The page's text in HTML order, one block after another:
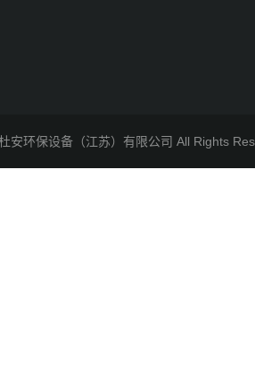
安环保设备（江苏）有限公司 All Rights